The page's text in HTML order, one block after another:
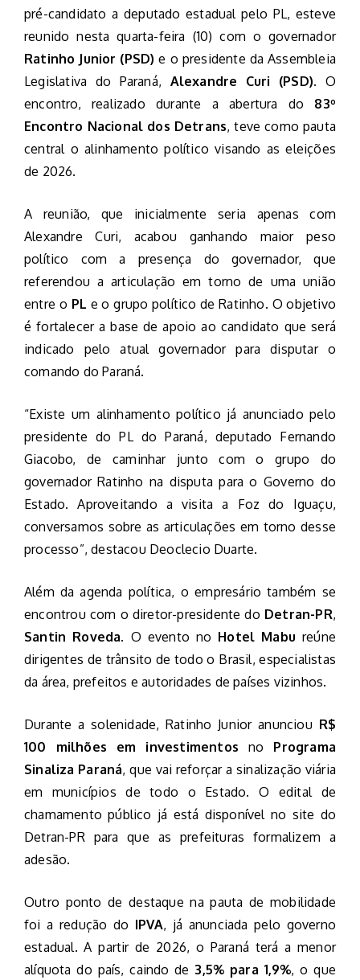
pré-candidato a deputado estadual pelo PL, esteve
reunido nesta quarta-feira (10) com o governador
Ratinho Junior (PSD) e o presidente da Assembleia
Legislativa do Paraná, Alexandre Curi (PSD). O
encontro, realizado durante a abertura do 83º
Encontro Nacional dos Detrans, teve como pauta
central o alinhamento político visando as eleições
de 2026.
A reunião, que inicialmente seria apenas com
Alexandre Curi, acabou ganhando maior peso
político com a presença do governador, que
referendou a articulação em torno de uma união
entre o PL e o grupo político de Ratinho. O objetivo
é fortalecer a base de apoio ao candidato que será
indicado pelo atual governador para disputar o
comando do Paraná.
“Existe um alinhamento político já anunciado pelo
presidente do PL do Paraná, deputado Fernando
Giacobo, de caminhar junto com o grupo do
governador Ratinho na disputa para o Governo do
Estado. Aproveitando a visita a Foz do Iguaçu,
conversamos sobre as articulações em torno desse
processo”, destacou Deoclecio Duarte.
Além da agenda política, o empresário também se
encontrou com o diretor-presidente do Detran-PR,
Santin Roveda. O evento no Hotel Mabu reúne
dirigentes de trânsito de todo o Brasil, especialistas
da área, prefeitos e autoridades de países vizinhos.
Durante a solenidade, Ratinho Junior anunciou R$
100 milhões em investimentos no Programa
Sinaliza Paraná, que vai reforçar a sinalização viária
em municípios de todo o Estado. O edital de
chamamento público já está disponível no site do
Detran-PR para que as prefeituras formalizem a
adesão.
Outro ponto de destaque na pauta de mobilidade
foi a redução do IPVA, já anunciada pelo governo
estadual. A partir de 2026, o Paraná terá a menor
alíquota do país, caindo de 3,5% para 1,9%, o que